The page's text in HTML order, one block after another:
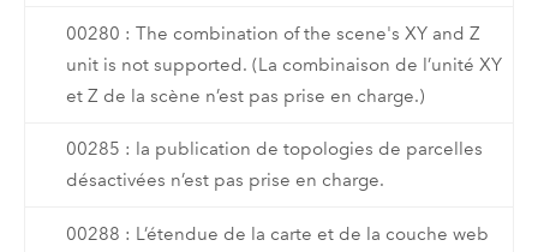
00280 : The combination of the scene's XY and Z
unit is not supported. (La combinaison de l’unité XY
et Z de la scène n’est pas prise en charge.)
00285 : la publication de topologies de parcelles
désactivées n’est pas prise en charge.
00288 : L’étendue de la carte et de la couche web